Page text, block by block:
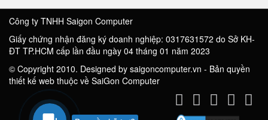
Công ty TNHH Saigon Computer
Giấy chứng nhận đăng ký doanh nghiệp: 0317631572 do Sở KH-
ĐT TP.HCM cấp lần đầu ngày 04 tháng 01 năm 2023
© Copyright 2010. Designed by saigoncomputer.vn - Bản quyền
thiết kế web thuộc về SaiGon Computer